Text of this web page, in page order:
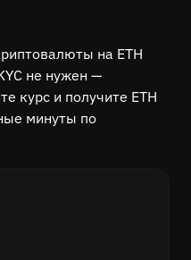
на ETH
не нужен —
курс и получите ETH
минуты по